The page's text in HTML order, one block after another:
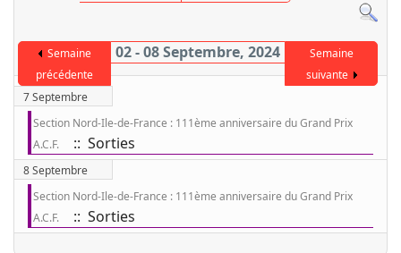
Semaine
précédente
02 - 08 Septembre, 2024
Semaine
suivante
7 Septembre
Section Nord-Ile-de-France : 111ème anniversaire du Grand Prix
A.C.F.
:: Sorties
8 Septembre
Section Nord-Ile-de-France : 111ème anniversaire du Grand Prix
A.C.F.
:: Sorties